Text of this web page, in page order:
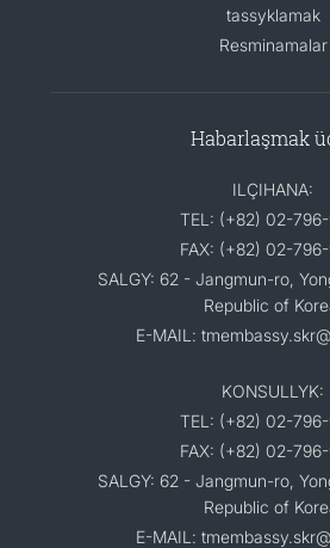
tassyklamak
Resminamalar
Habarlaşmak
ILÇIHANA:
TEL: (+82) 02-
FAX: (+82) 02-
SALGY: 62 - Jangmun-ro,
Republic of
E-MAIL:
KONSULLYK:
TEL: (+82) 02-
FAX: (+82) 02-
SALGY: 62 - Jangmun-ro,
Republic of
E-MAIL: